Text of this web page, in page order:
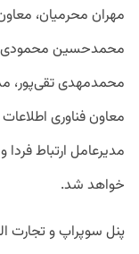
مهران محرمیان،
محمدحسین محمودی،
محمدمهدی تقی‌پور،
معاون فناوری
مدیرعامل ارتباط
خواهد شد.
پنل سوپراپ و تجارت